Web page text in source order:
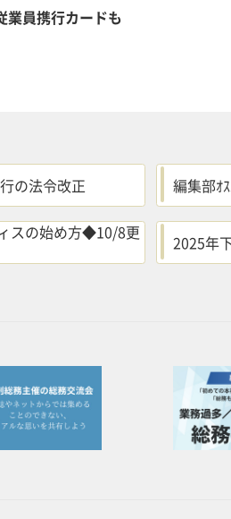
員携行カードも
の法令改正 編集部ｵ
スの始め方◆10/8更
2025年